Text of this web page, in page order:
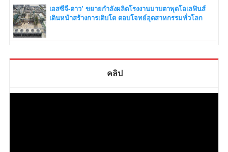
เอสซีจี-ดาว’ ขยายกำลังผลิตโรงงานมาบตาพุดโอเลฟินส์
เดินหน้าสร้างการเติบโต ตอบโจทย์อุตสาหกรรมทั่วโลก
คลิป